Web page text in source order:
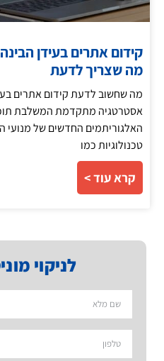
לניקוי
קידום אתרים בעידן
מה שצריך לדעת
מה שחשוב לדעת קידום אתרים
אסטרטגיה מתקדמת המשלבת
האלגוריתמים החדשים של
טכנולוגיות כמו
קרא עוד >